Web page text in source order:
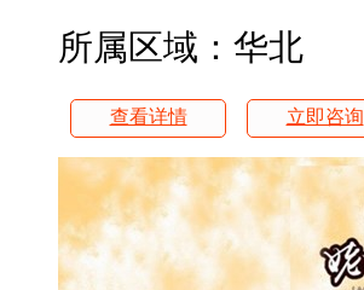
所属区域：华北
查看详情 立即咨询